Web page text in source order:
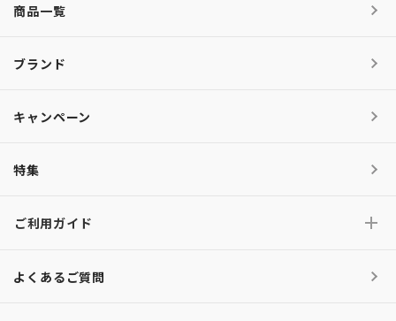
商品一覧
ブランド
キャンペーン
特集
ご利用ガイド
よくあるご質問